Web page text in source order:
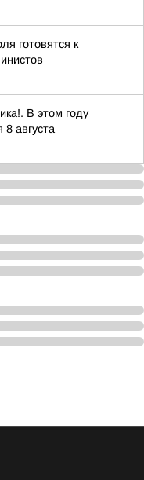
готовятся к
В этом году
8 августа